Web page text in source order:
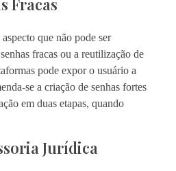
que não pode ser
fracas ou a reutilização de
pode expor o usuário a
se a criação de senhas fortes
em duas etapas, quando
Jurídica